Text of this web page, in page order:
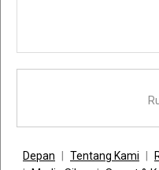
Depan Tentang Kami